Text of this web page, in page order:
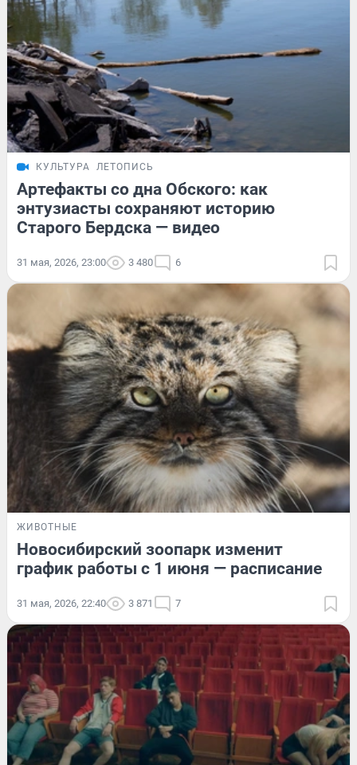
КУЛЬТУРА ЛЕТОПИСЬ
Артефакты со дна Обского: как
энтузиасты сохраняют историю
Старого Бердска — видео
31 мая, 2026, 23:00 3 480 6
ЖИВОТНЫЕ
Новосибирский зоопарк изменит
график работы с 1 июня — расписание
31 мая, 2026, 22:40 3 871 7